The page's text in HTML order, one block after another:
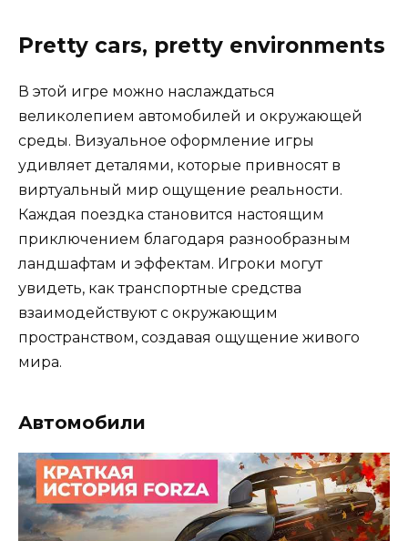
Pretty cars, pretty environments
В этой игре можно наслаждаться
великолепием автомобилей и окружающей
среды. Визуальное оформление игры
удивляет деталями, которые привносят в
виртуальный мир ощущение реальности.
Каждая поездка становится настоящим
приключением благодаря разнообразным
ландшафтам и эффектам. Игроки могут
увидеть, как транспортные средства
взаимодействуют с окружающим
пространством, создавая ощущение живого
мира.
Автомобили